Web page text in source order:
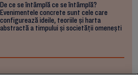
De ce se întâmplă ce se întâmplă?
Evenimentele concrete sunt cele care
configurează ideile, teoriile și harta
abstractă a timpului și societății omenești